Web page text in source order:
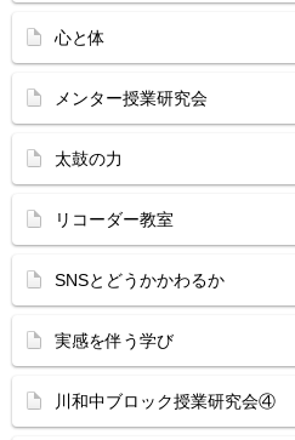
心と体
メンター授業研究会
太鼓の力
リコーダー教室
SNSとどうかかわるか
実感を伴う学び
川和中ブロック授業研究会④